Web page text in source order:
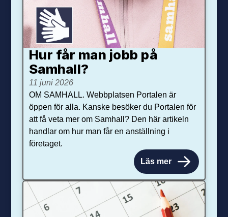
Hur får man jobb på
Samhall?
11 juni 2026
OM SAMHALL. Webbplatsen Portalen är
öppen för alla. Kanske besöker du Portalen för
att få veta mer om Samhall? Den här artikeln
handlar om hur man får en anställning i
företaget.
Läs mer